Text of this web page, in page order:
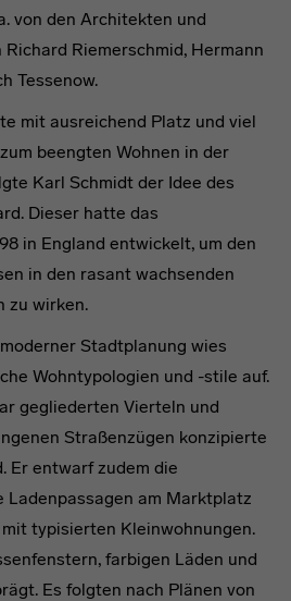
von den Architekten und
Riemerschmid, Hermann
Tessenow.
mit ausreichend Platz und viel
beengten Wohnen in der
Karl Schmidt der Idee des
Dieser hatte das
in England entwickelt, um den
in den rasant wachsenden
zu wirken.
Stadtplanung wies
Wohntypologien und -stile auf.
gegliederten Vierteln und
Straßenzügen konzipierte
Er entwarf zudem die
Ladenpassagen am Marktplatz
typisierten Kleinwohnungen.
farbigen Läden und
Es folgten nach Plänen von